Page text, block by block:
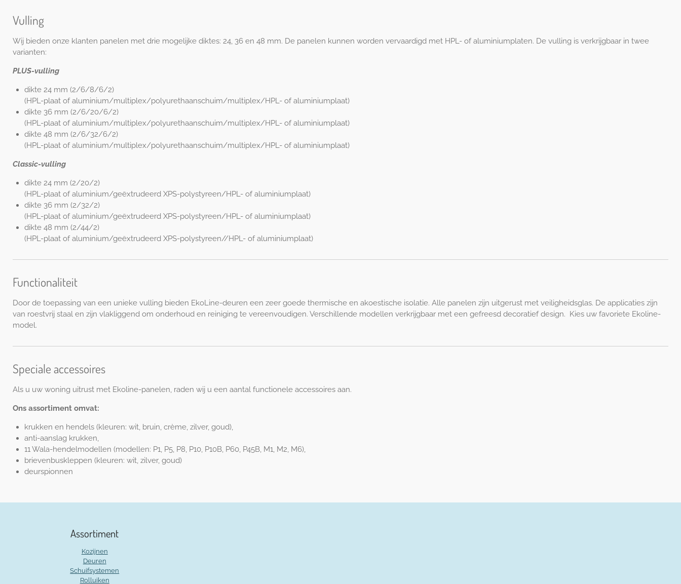
Vulling
Wij bieden onze klanten panelen met drie mogelijke diktes: 24, 36 en 48 mm. De panelen kunnen worden vervaardigd met HPL- of aluminiumplaten. De vulling is verkrijgbaar in twee
varianten:
PLUS-vulling
dikte 24 mm (2/6/8/6/2)
(HPL-plaat of aluminium/multiplex/polyurethaanschuim/multiplex/HPL- of aluminiumplaat)
dikte 36 mm (2/6/20/6/2)
(HPL-plaat of aluminium/multiplex/polyurethaanschuim/multiplex/HPL- of aluminiumplaat)
dikte 48 mm (2/6/32/6/2)
(HPL-plaat of aluminium/multiplex/polyurethaanschuim/multiplex/HPL- of aluminiumplaat)
Classic-vulling
dikte 24 mm (2/20/2)
(HPL-plaat of aluminium/geëxtrudeerd XPS-polystyreen/HPL- of aluminiumplaat)
dikte 36 mm (2/32/2)
(HPL-plaat of aluminium/geëxtrudeerd XPS-polystyreen/HPL- of aluminiumplaat)
dikte 48 mm (2/44/2)
(HPL-plaat of aluminium/geëxtrudeerd XPS-polystyreen//HPL- of aluminiumplaat)
Functionaliteit
Door de toepassing van een unieke vulling bieden EkoLine-deuren een zeer goede thermische en akoestische isolatie. Alle panelen zijn uitgerust met veiligheidsglas. De applicaties zijn
van roestvrij staal en zijn vlakliggend om onderhoud en reiniging te vereenvoudigen. Verschillende modellen verkrijgbaar met een gefreesd decoratief design.
Kies uw favoriete Ekoline-
model.
Speciale accessoires
Als u uw woning uitrust met Ekoline-panelen, raden wij u een aantal functionele accessoires aan.
Ons assortiment omvat:
krukken en hendels (kleuren: wit, bruin, crème, zilver, goud),
anti-aanslag krukken,
11 Wala-hendelmodellen (modellen: P1, P5, P8, P10, P10B, P60, P45B, M1, M2, M6),
brievenbuskleppen (kleuren: wit, zilver, goud)
deurspionnen
Assortiment
Kozijnen
Deuren
Schuifsystemen
Rolluiken